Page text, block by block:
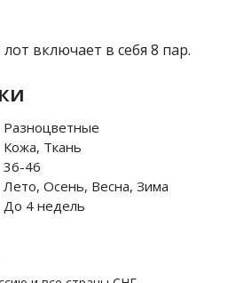
включает в себя 8 пар.
Разноцветные
Кожа, Ткань
36-46
Лето, Осень, Весна, Зима
До 4 недель